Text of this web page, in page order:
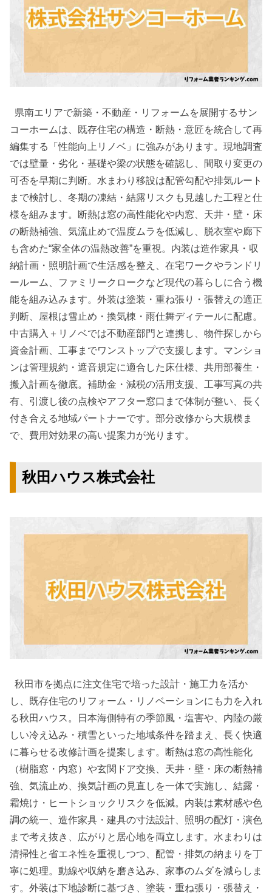
県南エリアで新築・不動産・リフォームを展開するサン
コーホームは、既存住宅の構造・断熱・意匠を統合して再
編集する「性能向上リノベ」に強みがあります。現地調査
では壁量・劣化・基礎や梁の状態を確認し、間取り変更の
可否を早期に判断。水まわり移設は配管勾配や排気ルート
まで検討し、冬期の凍結・結露リスクも見越した工程と仕
様を組みます。断熱は窓の高性能化や内窓、天井・壁・床
の断熱補強、気流止めで温度ムラを低減し、脱衣室や廊下
も含めた“家全体の温熱改善”を重視。内装は造作家具・収
納計画・照明計画で生活感を整え、在宅ワークやランドリ
ールーム、ファミリークロークなど現代の暮らしに合う機
能を組み込みます。外装は塗装・重ね張り・張替えの適正
判断、屋根は雪止め・換気棟・雨仕舞ディテールに配慮。
中古購入＋リノベでは不動産部門と連携し、物件探しから
資金計画、工事までワンストップで支援します。マンショ
ンは管理規約・遮音規定に適合した床仕様、共用部養生・
搬入計画を徹底。補助金・減税の活用支援、工事写真の共
有、引渡し後の点検やアフター窓口まで体制が整い、長く
付き合える地域パートナーです。部分改修から大規模ま
で、費用対効果の高い提案力が光ります。
秋田ハウス株式会社
秋田市を拠点に注文住宅で培った設計・施工力を活か
し、既存住宅のリフォーム・リノベーションにも力を入れ
る秋田ハウス。日本海側特有の季節風・塩害や、内陸の厳
しい冷え込み・積雪といった地域条件を踏まえ、長く快適
に暮らせる改修計画を提案します。断熱は窓の高性能化
（樹脂窓・内窓）や玄関ドア交換、天井・壁・床の断熱補
強、気流止め、換気計画の見直しを一体で実施し、結露・
霜焼け・ヒートショックリスクを低減。内装は素材感や色
調の統一、造作家具・建具の寸法設計、照明の配灯・演色
まで考え抜き、広がりと居心地を両立します。水まわりは
清掃性と省エネ性を重視しつつ、配管・排気の納まりを丁
寧に処理。動線や収納を磨き込み、家事のムダを減らしま
す。外装は下地診断に基づき、塗装・重ね張り・張替え・